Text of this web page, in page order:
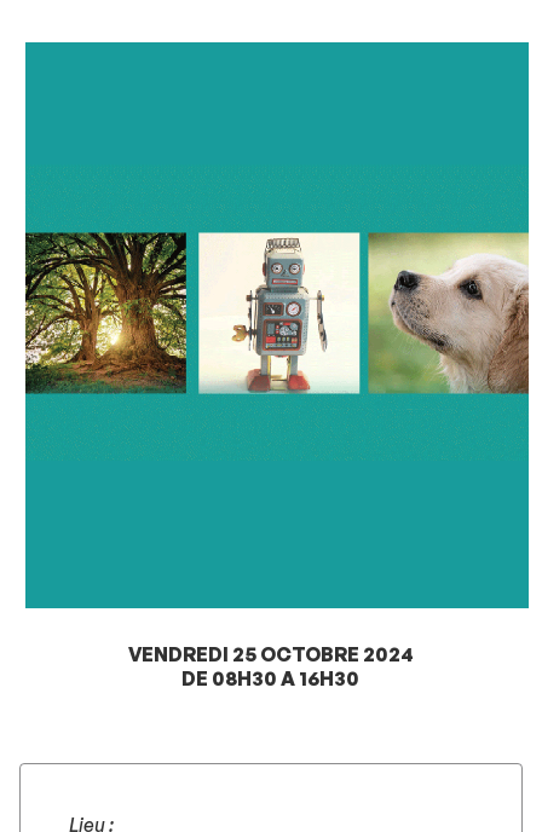
VENDREDI 25 OCTOBRE 2024
DE 08H30 A 16H30
Lieu :